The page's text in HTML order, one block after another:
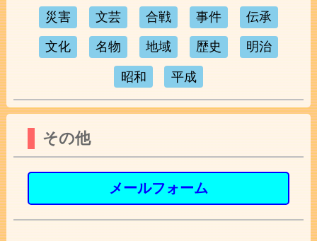
災害 文芸 合戦 事件 伝承
文化 名物 地域 歴史 明治
昭和 平成
その他
メールフォーム